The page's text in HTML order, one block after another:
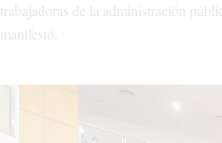
trabajadoras de la administración
manifestó.